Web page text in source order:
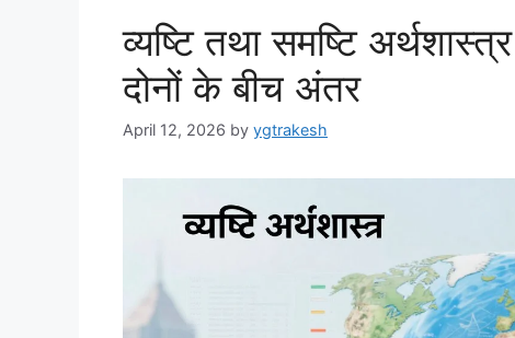
व्यष्टि तथा समष्टि
दोनों के बीच अंतर
April 12, 2026 by ygtrakesh